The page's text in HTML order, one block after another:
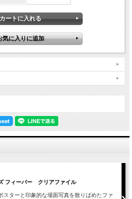
フィーバー クリアファイル
スターと印象的な場面写真を散りばめたファ